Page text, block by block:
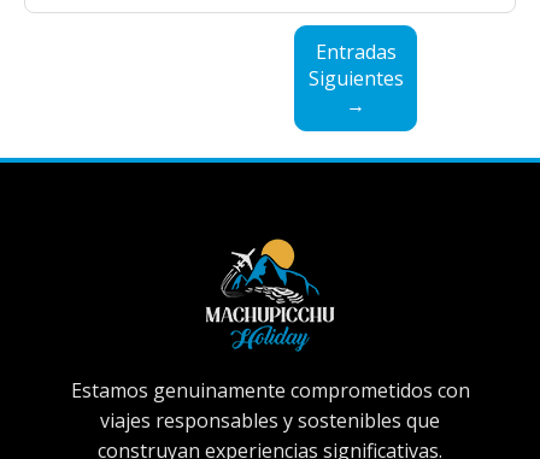
Entradas
Siguientes
→
Estamos genuinamente comprometidos con
viajes responsables y sostenibles que
construyan experiencias significativas.